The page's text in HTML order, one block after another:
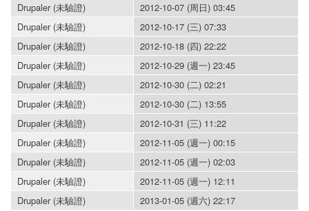
Drupaler (未驗證)
2012-10-07 (周日) 03:45
Drupaler (未驗證)
2012-10-17 (三) 07:33
Drupaler (未驗證)
2012-10-18 (四) 22:22
Drupaler (未驗證)
2012-10-29 (週一) 23:45
Drupaler (未驗證)
2012-10-30 (二) 02:21
Drupaler (未驗證)
2012-10-30 (二) 13:55
Drupaler (未驗證)
2012-10-31 (三) 11:22
Drupaler (未驗證)
2012-11-05 (週一) 00:15
Drupaler (未驗證)
2012-11-05 (週一) 02:03
Drupaler (未驗證)
2012-11-05 (週一) 12:11
Drupaler (未驗證)
2013-01-05 (週六) 22:17